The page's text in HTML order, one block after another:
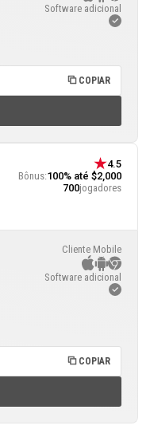
Software adicional
COPIAR
4.5
Bônus:100% até $2,000
700jogadores
Cliente Mobile
Software adicional
COPIAR